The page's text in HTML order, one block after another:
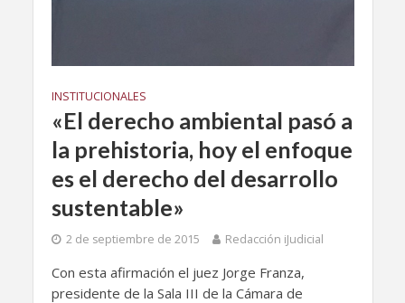
INSTITUCIONALES
«El derecho ambiental pasó a
la prehistoria, hoy el enfoque
es el derecho del desarrollo
sustentable»
2 de septiembre de 2015 Redacción iJudicial
Con esta afirmación el juez Jorge Franza,
presidente de la Sala III de la Cámara de